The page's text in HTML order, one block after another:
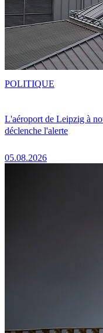
L'aéroport de Leipzig à
déclenche l'alerte
05.08.2026
POLITIQUE